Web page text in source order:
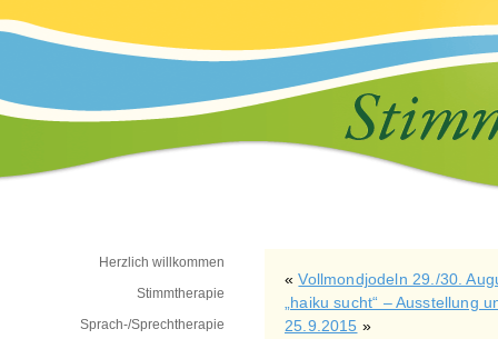
Herzlich willkommen
Stimmtherapie
Sprach-/Sprechtherapie
«Vollmondjodeln 29./30.
„haiku sucht“ – Ausstellung
25.9.2015 »